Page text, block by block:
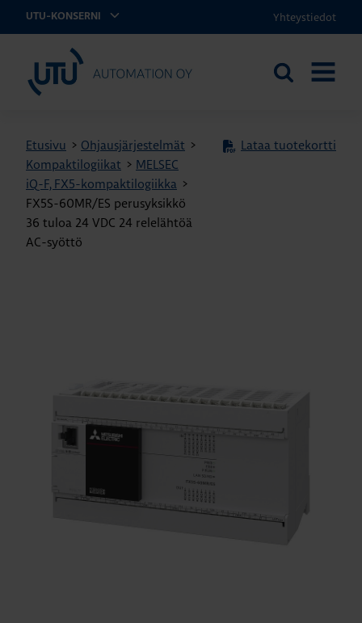
UTU-KONSERNI Yhteystiedot
UTU Automation
Etsi
Etusivu > Ohjausjärjestelmät >
Kompaktilogiikat > MELSEC
iQ-F, FX5-kompaktilogiikka >
FX5S-60MR/ES perusyksikkö
36 tuloa 24 VDC 24 relelähtöä
AC-syöttö
Lataa tuotekortti